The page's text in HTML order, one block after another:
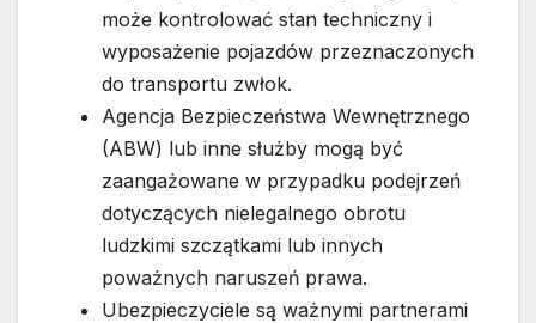
może kontrolować stan techniczny i
wyposażenie pojazdów przeznaczonych
do transportu zwłok.
Agencja Bezpieczeństwa Wewnętrznego
(ABW) lub inne służby mogą być
zaangażowane w przypadku podejrzeń
dotyczących nielegalnego obrotu
ludzkimi szczątkami lub innych
poważnych naruszeń prawa.
Ubezpieczyciele są ważnymi partnerami